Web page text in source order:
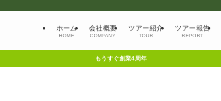
ホーム
HOME
会社概要
COMPANY
ツアー紹介
TOUR
ツアー報告
REPORT